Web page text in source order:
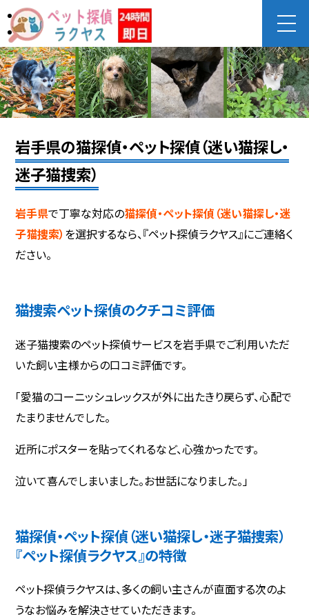
岩手県の猫探偵・ペット探偵（迷い猫探し・
迷子猫捜索）
岩手県で丁寧な対応の猫探偵・ペット探偵（迷い猫探し・迷
子猫捜索） を選択するなら、『ペット探偵ラクヤス』にご連絡く
ださい。
猫捜索ペット探偵のクチコミ評価
迷子猫捜索のペット探偵サービスを岩手県でご利用いただ
いた飼い主様からの口コミ評価です。
「愛猫のコーニッシュレックスが外に出たきり戻らず、心配で
たまりませんでした。
近所にポスターを貼ってくれるなど、心強かったです。
泣いて喜んでしまいました。お世話になりました。」
猫探偵・ペット探偵（迷い猫探し・迷子猫捜索）
『ペット探偵ラクヤス』の特徴
ペット探偵ラクヤスは、多くの飼い主さんが直面する次のよ
うなお悩みを解決させていただきます。